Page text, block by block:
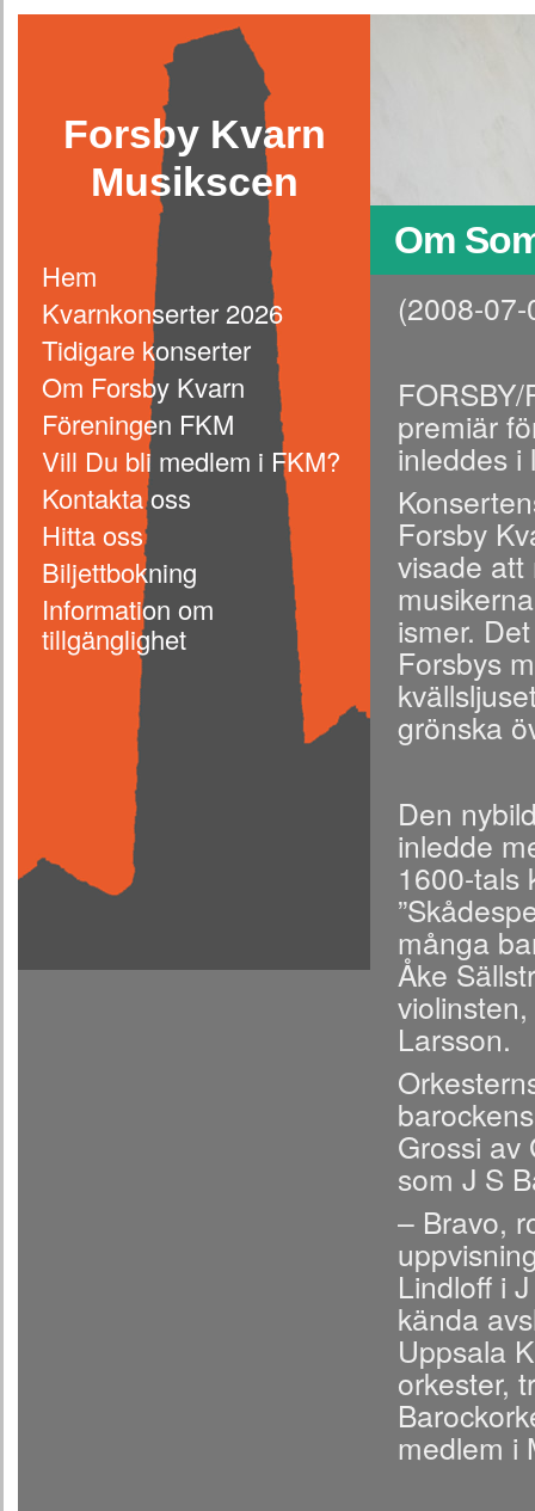
Hem
Kvarnkonserter 2026
Tidigare konserter
Om Forsby Kvarn
Föreningen FKM
Vill Du bli medlem i FKM?
Kontakta oss
Hitta oss
Biljettbokning
Information om
tillgänglighet
Forsby Kvarn
Musikscen
Om
(2008-
premiär
inleddes i
Forsby
visade att
ismer.
Forsbys
grönska
Den
inledde
1600-tals
många
Åke
Larsson.
Grossi av
som J S
– Bravo,
Lindloff i
kända
Uppsala
orkester,
medlem i